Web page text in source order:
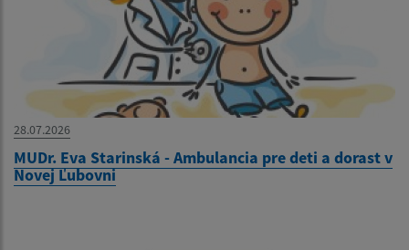
28.07.2026
MUDr. Eva Starinská - Ambulancia pre deti a dorast v
Novej Ľubovni